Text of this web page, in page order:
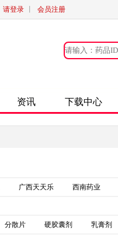
请登录 会员注册
资讯 下载中心
广西天天乐 西南药业
分散片 硬胶囊剂 乳膏剂